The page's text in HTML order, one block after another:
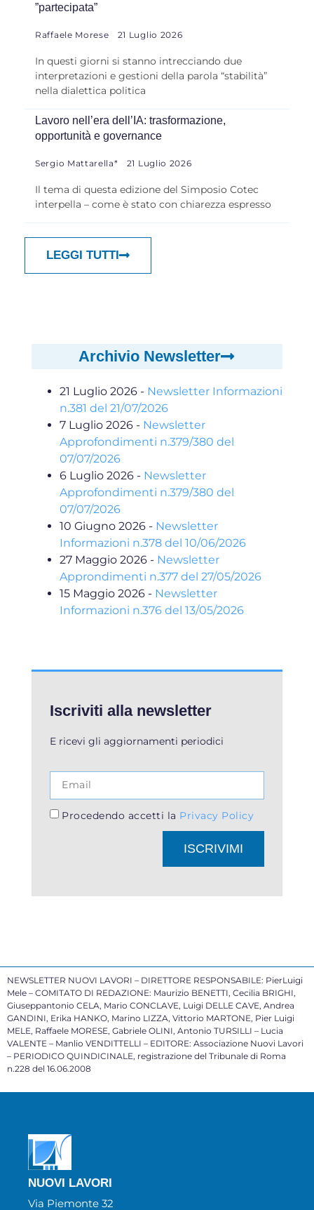
”partecipata”
Raffaele Morese 21 Luglio 2026
In questi giorni si stanno intrecciando due
interpretazioni e gestioni della parola “stabilità”
nella dialettica politica
Lavoro nell’era dell’IA: trasformazione,
opportunità e governance
Sergio Mattarella* 21 Luglio 2026
Il tema di questa edizione del Simposio Cotec
interpella – come è stato con chiarezza espresso
LEGGI TUTTI
Archivio Newsletter
21 Luglio 2026 - Newsletter Informazioni
n.381 del 21/07/2026
7 Luglio 2026 - Newsletter
Approfondimenti n.379/380 del
07/07/2026
6 Luglio 2026 - Newsletter
Approfondimenti n.379/380 del
07/07/2026
10 Giugno 2026 - Newsletter
Informazioni n.378 del 10/06/2026
27 Maggio 2026 - Newsletter
Approndimenti n.377 del 27/05/2026
15 Maggio 2026 - Newsletter
Informazioni n.376 del 13/05/2026
Iscriviti alla newsletter
E ricevi gli aggiornamenti periodici
Procedendo accetti la Privacy Policy
ISCRIVIMI
NEWSLETTER NUOVI LAVORI – DIRETTORE RESPONSABILE: PierLuigi
Mele – COMITATO DI REDAZIONE: Maurizio BENETTI, Cecilia BRIGHI,
Giuseppantonio CELA, Mario CONCLAVE, Luigi DELLE CAVE, Andrea
GANDINI, Erika HANKO, Marino LIZZA, Vittorio MARTONE, Pier Luigi
MELE, Raffaele MORESE, Gabriele OLINI, Antonio TURSILLI – Lucia
VALENTE – Manlio VENDITTELLI – EDITORE: Associazione Nuovi Lavori
– PERIODICO QUINDICINALE, registrazione del Tribunale di Roma
n.228 del 16.06.2008
NUOVI LAVORI
Via Piemonte 32